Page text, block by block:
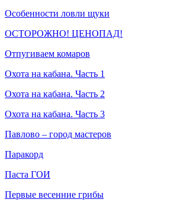
Особенности ловли щуки
ОСТОРОЖНО! ЦЕНОПАД!
Отпугиваем комаров
Охота на кабана. Часть 1
Охота на кабана. Часть 2
Охота на кабана. Часть 3
Павлово – город мастеров
Паракорд
Паста ГОИ
Первые весенние грибы